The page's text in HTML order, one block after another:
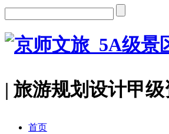
| 旅游规划设计甲级
首页